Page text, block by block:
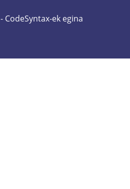
- CodeSyntax-ek egina